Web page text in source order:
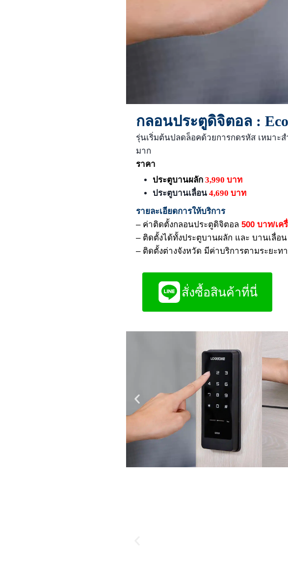
กลอนประตูดิจิตอล :
รุ่นเริ่มต้นปลดล็อคด้วยการกดรหัส เหมาะ
มาก
ราคา
ประตูบานผลัก 3,990 บาท
ประตูบานเลื่อน 4,690 บาท
รายละเอียดการให้บริการ
– ค่าติดตั้งกลอนประตูดิจิตอล 500 บาท/เค
– ติดตั้งได้ทั้งประตูบานผลัก และ บานเลื่อน
– ติดตั้งต่างจังหวัด มีค่าบริการตามระยะท
สั่งซื้อสินค้าที่นี่